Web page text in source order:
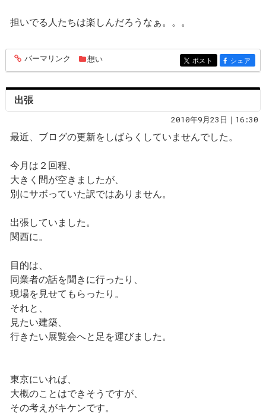
担いでる人たちは楽しんだろうなぁ。。。
entry763
パーマリンク 想い entry763
ポスト entry763
シェア
出張
2010年9月23日｜16:30
最近、ブログの更新をしばらくしていませんでした。
今月は２回程、
大きく間が空きましたが、
別にサボっていた訳ではありません。
出張していました。
関西に。
目的は、
同業者の話を聞きに行ったり、
現場を見せてもらったり。
それと、
見たい建築、
行きたい展覧会へと足を運びました。
東京にいれば、
大概のことはできそうですが、
その考えがキケンです。